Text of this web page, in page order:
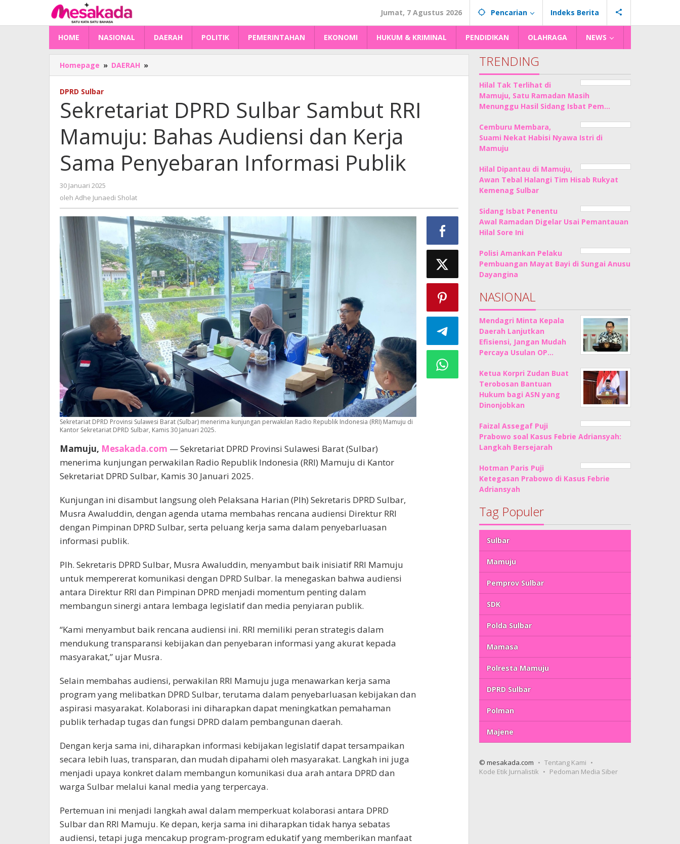
konten
Jumat, 7 Agustus 2026 Pencarian Indeks Berita
HOME NASIONAL DAERAH POLITIK PEMERINTAHAN EKONOMI HUKUM & KRIMINAL PENDIDIKAN OLAHRAGA NEWS
Homepage » DAERAH »
DPRD
RRI
Mamuju:
Bahas
Audiensi
Kerja
Sama
DPRD Sulbar
Sekretariat DPRD Sulbar Sambut RRI
Mamuju: Bahas Audiensi dan Kerja
Sama Penyebaran Informasi Publik
30 Januari 2025
Adhe
oleh Adhe Junaedi Sholat
Sekretariat DPRD Provinsi Sulawesi Barat (Sulbar) menerima kunjungan perwakilan Radio Republik Indonesia (RRI) Mamuju di
Kantor Sekretariat DPRD Sulbar, Kamis 30 Januari 2025.
Mamuju, Mesakada.com — Sekretariat DPRD Provinsi Sulawesi Barat (Sulbar)
menerima kunjungan perwakilan Radio Republik Indonesia (RRI) Mamuju di Kantor
Sekretariat DPRD Sulbar, Kamis 30 Januari 2025.
Kunjungan ini disambut langsung oleh Pelaksana Harian (Plh) Sekretaris DPRD Sulbar,
Musra Awaluddin, dengan agenda utama membahas rencana audiensi Direktur RRI
dengan Pimpinan DPRD Sulbar, serta peluang kerja sama dalam penyebarluasan
informasi publik.
Plh. Sekretaris DPRD Sulbar, Musra Awaluddin, menyambut baik inisiatif RRI Mamuju
untuk mempererat komunikasi dengan DPRD Sulbar. Ia menegaskan bahwa audiensi
antara Direktur RRI dan Pimpinan DPRD menjadi momentum penting dalam
membangun sinergi antara lembaga legislatif dan media penyiaran publik.
“Kami menyambut baik rencana audiensi ini. RRI memiliki peran strategis dalam
mendukung transparansi kebijakan dan penyebaran informasi yang akurat kepada
masyarakat,” ujar Musra.
Selain membahas audiensi, perwakilan RRI Mamuju juga menawarkan kerja sama
program yang melibatkan DPRD Sulbar, terutama dalam penyebarluasan kebijakan dan
aspirasi masyarakat. Kolaborasi ini diharapkan dapat meningkatkan pemahaman
publik terhadap tugas dan fungsi DPRD dalam pembangunan daerah.
Dengan kerja sama ini, diharapkan informasi kebijakan legislatif dapat tersampaikan
secara lebih luas, transparan, dan mudah dipahami oleh masyarakat. Langkah ini juga
menjadi upaya konkret dalam membangun komunikasi dua arah antara DPRD dan
warga Sulbar melalui kanal media yang terpercaya.
Pertemuan ini menjadi langkah awal dalam memperkuat kolaborasi antara DPRD
Sulbar dan RRI Mamuju. Ke depan, kerja sama ini diharapkan tidak hanya sebatas
audiensi, tetapi juga mencakup program-program edukatif yang memberikan manfaat
TRENDING
Hilal Tak Terlihat di
Mamuju, Satu Ramadan Masih
Menunggu Hasil Sidang Isbat Pem…
Cemburu Membara,
Suami Nekat Habisi Nyawa Istri di
Mamuju
Hilal Dipantau di Mamuju,
Awan Tebal Halangi Tim Hisab Rukyat
Kemenag Sulbar
Sidang Isbat Penentu
Awal Ramadan Digelar Usai Pemantauan
Hilal Sore Ini
Polisi Amankan Pelaku
Pembuangan Mayat Bayi di Sungai Anusu
Dayangina
NASIONAL
Mendagri Minta Kepala
Daerah Lanjutkan
Efisiensi, Jangan Mudah
Percaya Usulan OP…
Ketua Korpri Zudan Buat
Terobosan Bantuan
Hukum bagi ASN yang
Dinonjobkan
Faizal Assegaf Puji
Prabowo soal Kasus Febrie Adriansyah:
Langkah Bersejarah
Hotman Paris Puji
Ketegasan Prabowo di Kasus Febrie
Adriansyah
Tag Populer
Sulbar
Mamuju
Pemprov Sulbar
SDK
Polda Sulbar
Mamasa
Polresta Mamuju
DPRD Sulbar
Polman
Majene
© mesakada.com
Tentang Kami
Kode Etik Jurnalistik
Pedoman Media Siber